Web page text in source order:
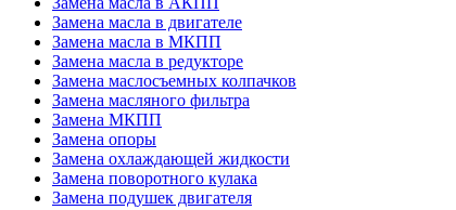
Замена масла в двигателе
Замена масла в МКПП
Замена масла в редукторе
Замена маслосъемных колпачков
Замена масляного фильтра
Замена МКПП
Замена опоры
Замена охлаждающей жидкости
Замена поворотного кулака
Замена подушек двигателя